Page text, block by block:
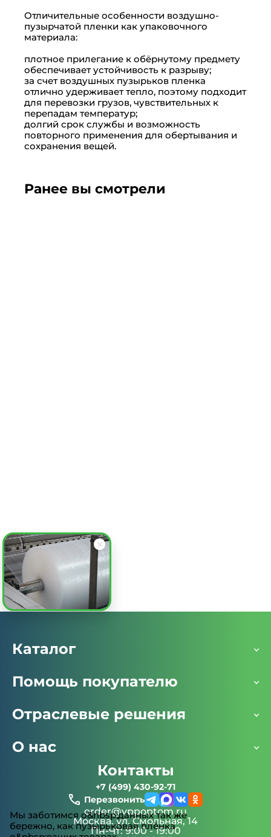
Отличительные особенности воздушно-
пузырчатой пленки как упаковочного
материала:
плотное прилегание к обёрнутому предмету
обеспечивает устойчивость к разрыву;
за счет воздушных пузырьков пленка
отлично удерживает тепло, поэтому подходит
для перевозки грузов, чувствительных к
перепадам температур;
долгий срок службы и возможность
повторного применения для обертывания и
сохранения вещей.
Ранее вы смотрели
Каталог
Помощь покупателю
Отраслевые решения
О нас
Контакты
+7 (499) 430-92-71
Перезвонить
order@vppoptom.ru
Москва, ул. Смольная, 14
Пн-Чт: 9:00 - 19:00
Мы заботимся о&nbsp;данных так же
бережно, как пузырьковая плёнка